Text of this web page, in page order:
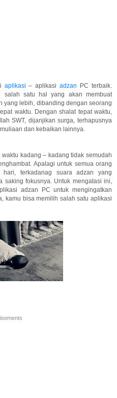
aplikasi– aplikasiadzan
PC terbaik.
salah satu hal yang akan membuat
yang lebih, dibanding dengan seorang
waktu. Dengan shalat tepat waktu,
SWT, dijanjikan surga, terhapusnya
dan kebaikan lainnya.
kadang – kadang tidak semudah
Apalagi untuk semua orang
hari, terkadanag suara adzan yang
saking fokusnya. Untuk mengatasi ini,
adzan PC untuk mengingatkan
kamu bisa memilih salah satu aplikasi